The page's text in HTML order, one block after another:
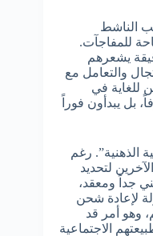
الناشط
للمفاجآت.
يشعرهم
والتعامل مع
للغاية في
بل يبدأون فوراً
الذهنية”. رغم
لتحديد
جداً ومعقد،
لإعادة شحن
وهو أمر قد
الاجتماعية